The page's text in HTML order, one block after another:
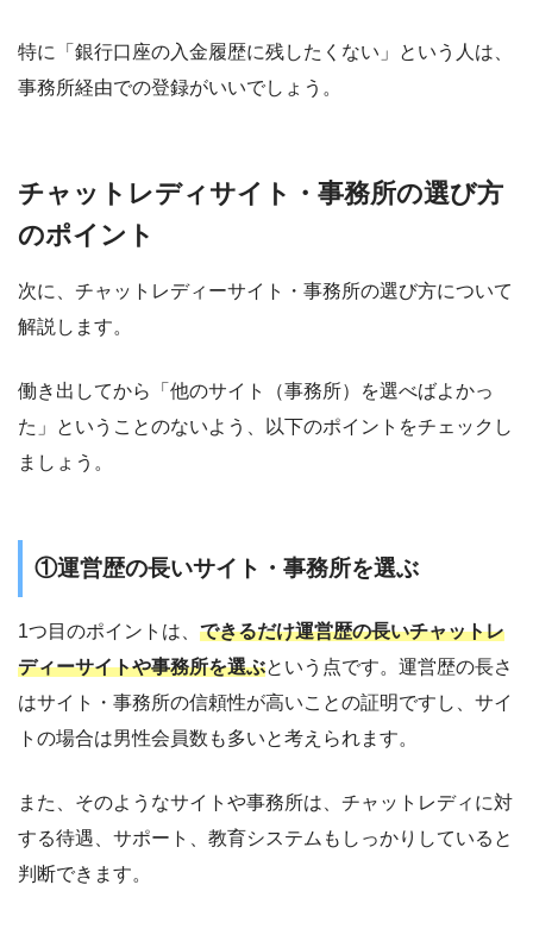
特に「銀行口座の入金履歴に残したくない」という人は、
事務所経由での登録がいいでしょう。
チャットレディサイト・事務所の選び方
のポイント
次に、チャットレディーサイト・事務所の選び方について
解説します。
働き出してから「他のサイト（事務所）を選べばよかっ
た」ということのないよう、以下のポイントをチェックし
ましょう。
①運営歴の長いサイト・事務所を選ぶ
1つ目のポイントは、 できるだけ運営歴の長いチャットレ
ディーサイトや事務所を選ぶという点です。運営歴の長さ
はサイト・事務所の信頼性が高いことの証明ですし、サイ
トの場合は男性会員数も多いと考えられます。
また、そのようなサイトや事務所は、チャットレディに対
する待遇、サポート、教育システムもしっかりしていると
判断できます。